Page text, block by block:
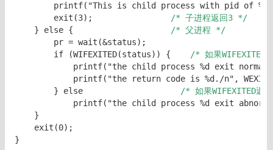
printf("This is child process with pid of
exit(3);
/* 子进程返回3 */
} else { /* 父进程 */
pr = wait(&status);
if (WIFEXITED(status)) { /* 如果WIFEXITED
printf("the child process %d exit
printf("the return code is %d./n",
} else /* 如果WIFEXITED返
printf("the child process %d exit
}
exit(0);
}